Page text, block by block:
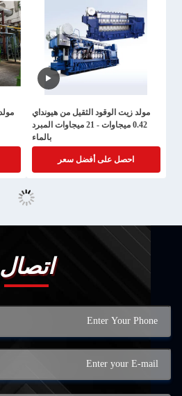
مولد زيت الوقود الثقيل من هيونداي
0.42 ميجاوات - 21 ميجاوات المبرد
بالماء
احصل على أفضل سعر
اتصال